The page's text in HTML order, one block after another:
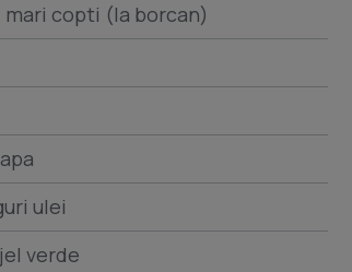
mari copti (la borcan)
ulei
verde